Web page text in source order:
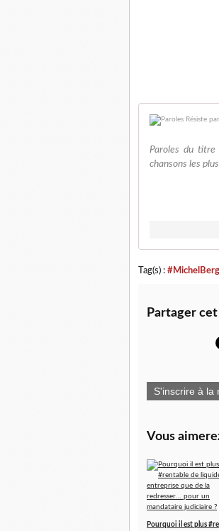
Paroles du titre
chansons les
Tag(s) :
Partager
S'inscrire à la
Vous
Pourquoi il est plus